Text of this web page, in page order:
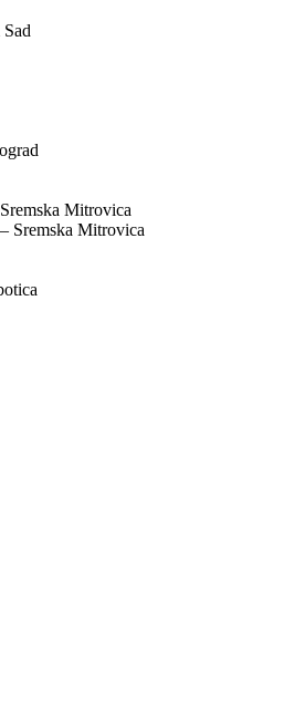
Mitrovica
Sremska Mitrovica